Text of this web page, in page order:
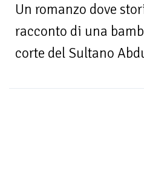
Un romanzo dove
racconto di una
corte del Sultano